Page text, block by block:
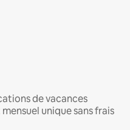
de vacances
unique sans frais